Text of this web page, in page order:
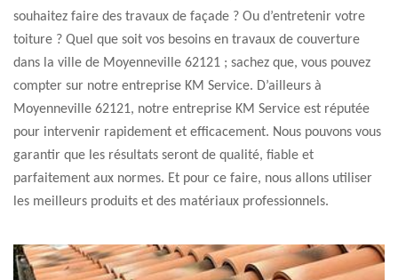
souhaitez faire des travaux de façade ? Ou d’entretenir votre
toiture ? Quel que soit vos besoins en travaux de couverture
dans la ville de Moyenneville 62121 ; sachez que, vous pouvez
compter sur notre entreprise KM Service. D’ailleurs à
Moyenneville 62121, notre entreprise KM Service est réputée
pour intervenir rapidement et efficacement. Nous pouvons vous
garantir que les résultats seront de qualité, fiable et
parfaitement aux normes. Et pour ce faire, nous allons utiliser
les meilleurs produits et des matériaux professionnels.